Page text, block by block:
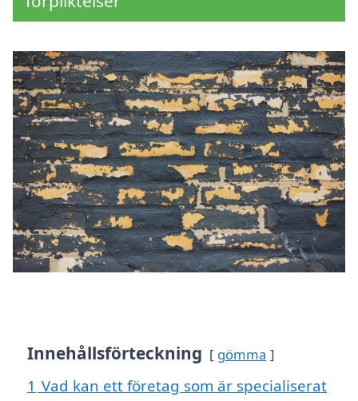
Innehållsförteckning gömma
1 Vad kan ett företag som är specialiserat